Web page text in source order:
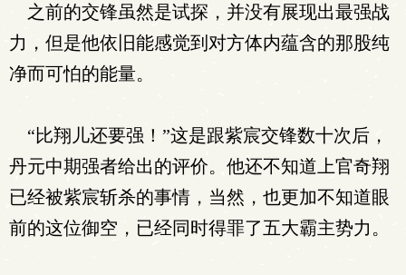
之前的交锋虽然是试探，并没有展现出最强战
力，但是他依旧能感觉到对方体内蕴含的那股纯
净而可怕的能量。
“比翔儿还要强！”这是跟紫宸交锋数十次后，
丹元中期强者给出的评价。他还不知道上官奇翔
已经被紫宸斩杀的事情，当然，也更加不知道眼
前的这位御空，已经同时得罪了五大霸主势力。